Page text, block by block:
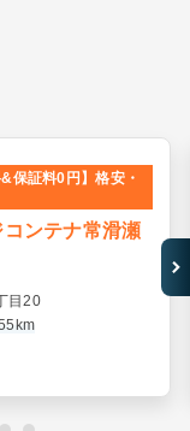
保証料0円】格安・
コンテナ常滑瀬
目20